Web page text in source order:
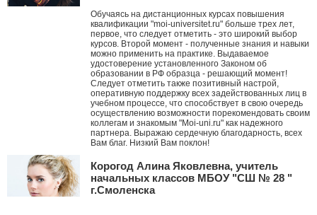
Обучаясь на дистанционных курсах повышения
квалификации "moi-universitet.ru" больше трех лет,
первое, что следует отметить - это широкий выбор
курсов. Второй момент - полученные знания и навыки
можно применить на практике. Выдаваемое
удостоверение установленного Законом об
образовании в РФ образца - решающий момент!
Следует отметить также позитивный настрой,
оперативную поддержку всех задействованных лиц в
учебном процессе, что способствует в свою очередь
осуществлению возможности порекомендовать своим
коллегам и знакомым "Moi-uni.ru" как надежного
партнера. Выражаю сердечную благодарность, всех
Вам благ. Низкий Вам поклон!
Корогод Алина Яковлевна, учитель
начальных классов МБОУ "СШ № 28 "
г.Смоленска